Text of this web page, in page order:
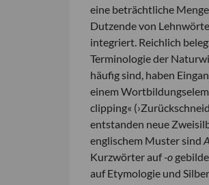
eine beträchtliche
Dutzende von
integriert. Reichlich
Terminologie der
häufig sind, haben
einem
clipping«
entstanden neue
englischem Muster sind
Kurzwörter auf-o
auf Etymologie und